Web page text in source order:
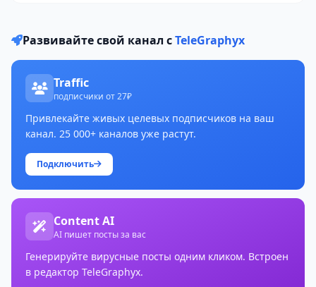
Развивайте свой канал сTeleGraphyx
Traffic
подписчики от 27₽
Привлекайте живых целевых подписчиков на ваш
канал. 25 000+ каналов уже растут.
Подключить
Content AI
AI пишет посты за вас
Генерируйте вирусные посты одним кликом. Встроен
в редактор TeleGraphyx.